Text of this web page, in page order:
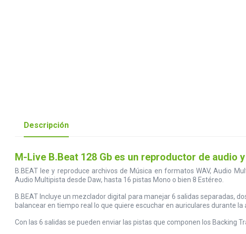
Descripción
M-Live B.Beat 128 Gb es un reproductor de
B.BEAT lee y reproduce archivos de Música en formatos WAV, Audio
Audio Multipista desde Daw, hasta 16 pistas Mono o bien 8 Estéreo.
B.BEAT Incluye un mezclador digital para manejar 6 salidas separadas,
balancear en tiempo real lo que quiere escuchar en auriculares durante la
Con las 6 salidas se pueden enviar las pistas que componen los Backing